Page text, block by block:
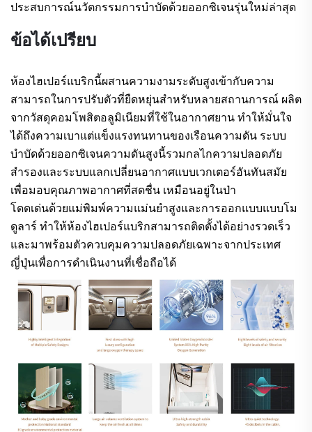
ประสบการณ์นวัตกรรมการบำบัดด้วยออกซิเจนรุ่นใหม่ล่าสุด
ข้อได้เปรียบ
ห้องไฮเปอร์แบริกนี้ผสานความงามระดับสูงเข้ากับความ
สามารถในการปรับตัวที่ยืดหยุ่นสำหรับหลายสถานการณ์ ผลิต
จากวัสดุคอมโพสิตอลูมิเนียมที่ใช้ในอากาศยาน ทำให้มั่นใจ
ได้ถึงความเบาแต่แข็งแรงทนทานของเรือนความดัน ระบบ
บำบัดด้วยออกซิเจนความดันสูงนี้รวมกลไกความปลอดภัย
สำรองและระบบแลกเปลี่ยนอากาศแบบเวกเตอร์อันทันสมัย
เพื่อมอบคุณภาพอากาศที่สดชื่น เหมือนอยู่ในป่า
โดดเด่นด้วยแม่พิมพ์ความแม่นยำสูงและการออกแบบแบบโม
ดูลาร์ ทำให้ห้องไฮเปอร์แบริกสามารถติดตั้งได้อย่างรวดเร็ว
และมาพร้อมตัวควบคุมความปลอดภัยเฉพาะจากประเทศ
ญี่ปุ่นเพื่อการดำเนินงานที่เชื่อถือได้